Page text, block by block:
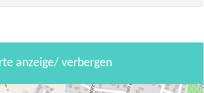
anzeige/ verbergen